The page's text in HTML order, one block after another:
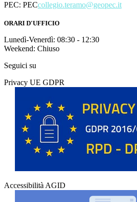
PEC: PECcollegio.teramo@geopec.it
ORARI D'UFFICIO
Lunedì-Venerdì: 08:30 - 12:30
Weekend: Chiuso
Seguici su
Privacy UE GDPR
Accessibilità AGID